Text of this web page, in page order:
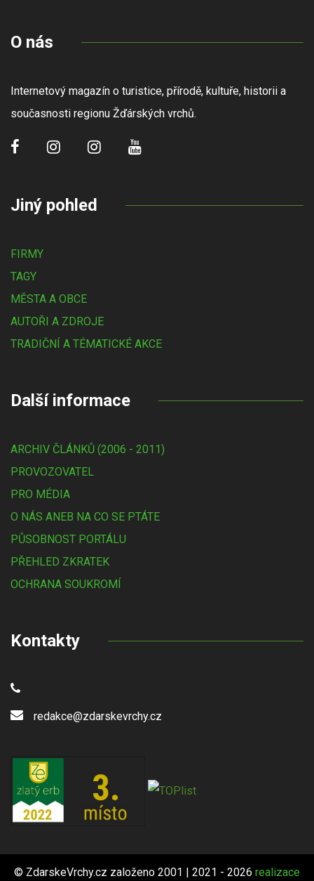
O nás
Internetový magazín o turistice, přírodě, kultuře, historii a
současnosti regionu Žďárských vrchů.
Jiný pohled
FIRMY
TAGY
MĚSTA A OBCE
AUTOŘI A ZDROJE
TRADIČNÍ A TÉMATICKÉ AKCE
Další informace
ARCHIV ČLÁNKŮ (2006 - 2011)
PROVOZOVATEL
PRO MÉDIA
O NÁS ANEB NA CO SE PTÁTE
PŮSOBNOST PORTÁLU
PŘEHLED ZKRATEK
OCHRANA SOUKROMÍ
Kontakty
redakce@zdarskevrchy.cz
© ZdarskeVrchy.cz založeno 2001 | 2021 - 2026 realizace